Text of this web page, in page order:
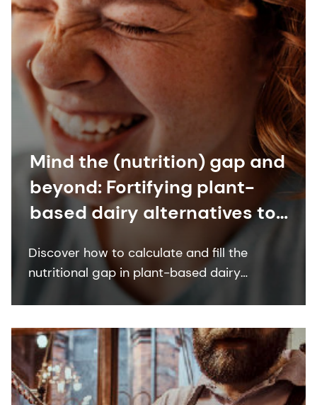
Mind the (nutrition) gap and
beyond: Fortifying plant-
based dairy alternatives to
Discover how to calculate and fill the
nutritional gap in plant-based dairy